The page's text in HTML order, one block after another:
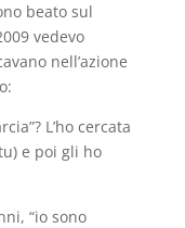
beato sul
vedevo
nell’azione
L’ho cercata
e poi gli ho
“io sono